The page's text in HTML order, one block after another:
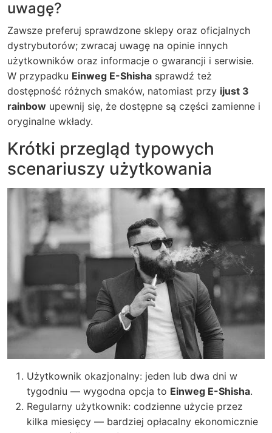
uwagę?
Zawsze preferuj sprawdzone sklepy oraz oficjalnych
dystrybutorów; zwracaj uwagę na opinie innych
użytkowników oraz informacje o gwarancji i serwisie.
W przypadku Einweg E-Shisha sprawdź też
dostępność różnych smaków, natomiast przy ijust 3
rainbow upewnij się, że dostępne są części zamienne i
oryginalne wkłady.
Krótki przegląd typowych
scenariuszy użytkowania
Użytkownik okazjonalny: jeden lub dwa dni w
tygodniu — wygodna opcja to Einweg E-Shisha.
Regularny użytkownik: codzienne użycie przez
kilka miesięcy — bardziej opłacalny ekonomicznie